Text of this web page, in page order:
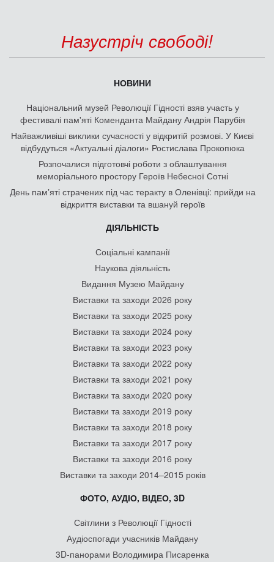
Назустріч свободі!
НОВИНИ
Національний музей Революції Гідності взяв участь у
фестивалі пам'яті Коменданта Майдану Андрія Парубія
Найважливіші виклики сучасності у відкритій розмові. У Києві
відбудуться «Актуальні діалоги» Ростислава Прокопюка
Розпочалися підготовчі роботи з облаштування
меморіального простору Героїв Небесної Сотні
День памʼяті страчених під час теракту в Оленівці: прийди на
відкриття виставки та вшануй героїв
ДІЯЛЬНІСТЬ
Соціальні кампанії
Наукова діяльність
Видання Музею Майдану
Виставки та заходи 2026 року
Виставки та заходи 2025 року
Виставки та заходи 2024 року
Виставки та заходи 2023 року
Виставки та заходи 2022 року
Виставки та заходи 2021 року
Виставки та заходи 2020 року
Виставки та заходи 2019 року
Виставки та заходи 2018 року
Виставки та заходи 2017 року
Виставки та заходи 2016 року
Виставки та заходи 2014–2015 років
ФОТО, АУДІО, ВІДЕО, 3D
Світлини з Революції Гідності
Аудіоспогади учасників Майдану
3D-панорами Володимира Писаренка